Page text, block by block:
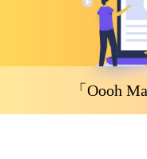
「Oooh